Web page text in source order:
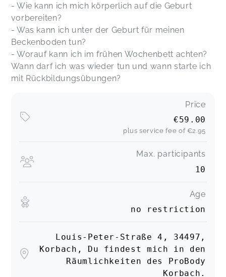
- Wie kann ich mich körperlich auf die Geburt
vorbereiten?
- Was kann ich unter der Geburt für meinen
Beckenboden tun?
- Worauf kann ich im frühen Wochenbett achten?
Wann darf ich was wieder tun und wann starte ich
mit Rückbildungsübungen?
Price
€59.00
plus service fee of €2.95
Max. participants
10
Age
no restriction
Louis-Peter-Straße 4, 34497,
Korbach, Du findest mich in den
Räumlichkeiten des ProBody
Korbach.